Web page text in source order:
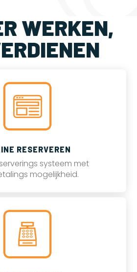
WERKEN,
RESERVEREN
systeem met
mogelijkheid.